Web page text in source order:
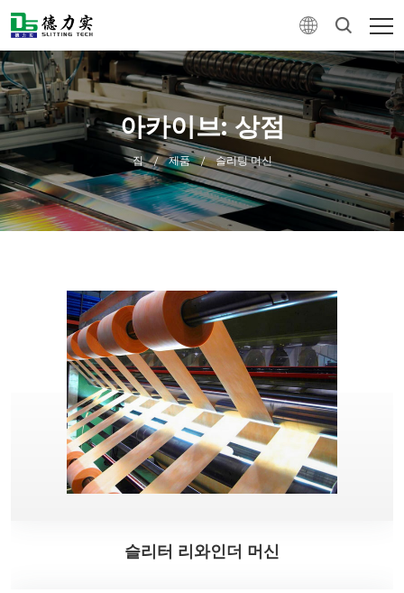
아카이브: 상점
집 / 제품 / 슬리팅 머신
슬리터 리와인더 머신